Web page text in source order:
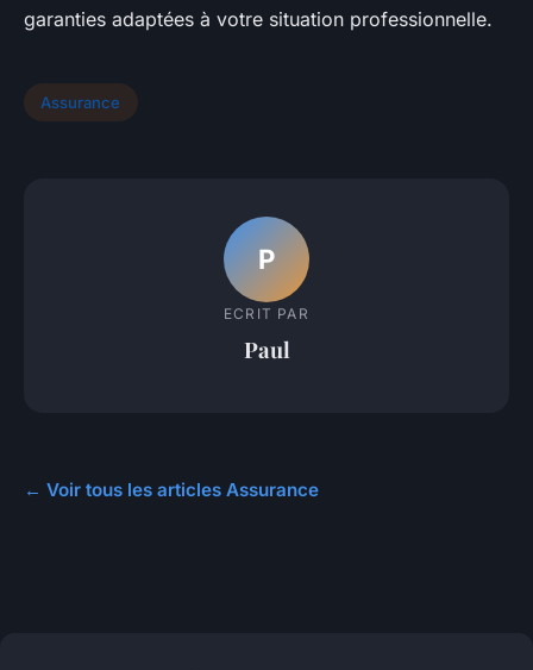
garanties adaptées à votre situation professionnelle.
Assurance
P
ECRIT PAR
Paul
← Voir tous les articles Assurance